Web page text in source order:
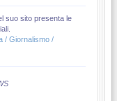
suo sito presenta le
/ Giornalismo /